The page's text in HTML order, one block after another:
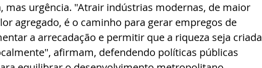
mas urgência. "Atrair indústrias modernas, de maior
agregado, é o caminho para gerar empregos de
a arrecadação e permitir que a riqueza seja criada
afirmam, defendendo políticas públicas